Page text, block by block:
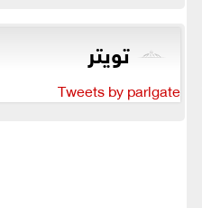
تويتر
Tweets by parlgate